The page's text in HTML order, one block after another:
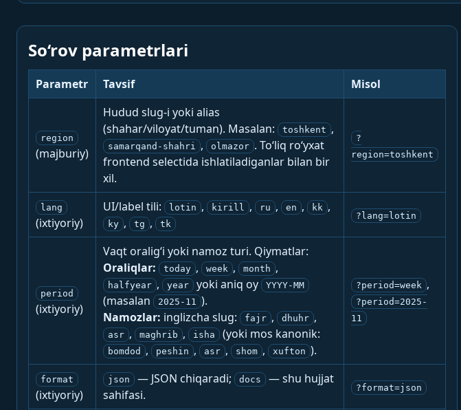
So‘rov parametrlari
Parametr Tavsif Misol
region
(majburiy)
Hudud slug-i yoki alias
(shahar/viloyat/tuman). Masalan:
toshkent ,
samarqand-shahri , olmazor . To‘liq ro‘yxat
frontend selectida ishlatiladiganlar bilan bir
xil.
?
region=toshkent
lang
(ixtiyoriy)
UI/label tili: lotin , kirill , ru , en , kk ,
ky , tg , tk
?lang=lotin
period
(ixtiyoriy)
Vaqt oralig‘i yoki namoz turi. Qiymatlar:
Oraliqlar:
today , week , month ,
halfyear , year yoki aniq oy YYYY-MM
(masalan 2025-11 ).
Namozlar: inglizcha slug: fajr , dhuhr ,
asr , maghrib , isha (yoki mos kanonik:
bomdod , peshin , asr , shom , xufton ).
?period=week ,
?period=2025-
11
format
(ixtiyoriy)
json — JSON chiqaradi; docs
— shu hujjat
sahifasi.
?format=json